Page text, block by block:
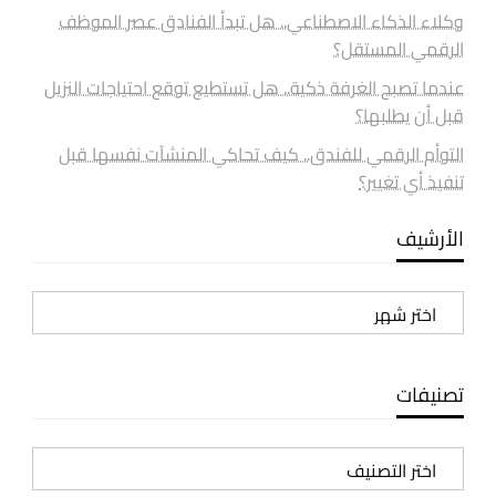
وكلاء الذكاء الاصطناعي.. هل تبدأ الفنادق عصر الموظف
الرقمي المستقل؟
عندما تصبح الغرفة ذكية.. هل تستطيع توقع احتياجات النزيل
قبل أن يطلبها؟
التوأم الرقمي للفندق.. كيف تحاكي المنشآت نفسها قبل
تنفيذ أي تغيير؟
الأرشيف
الأرشيف
تصنيفات
تصنيفات